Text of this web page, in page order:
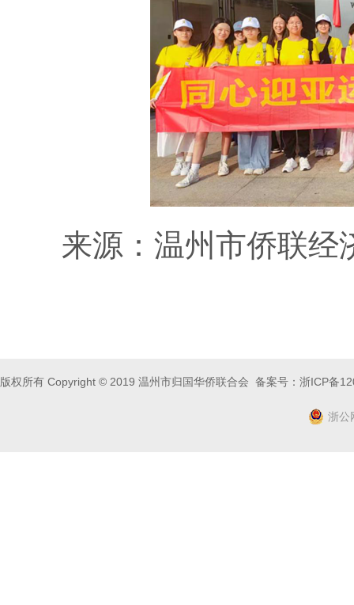
来源：温州市侨联经
版权所有 Copyright © 2019 温州市归国华侨联合会 备案号： 浙ICP备
浙公